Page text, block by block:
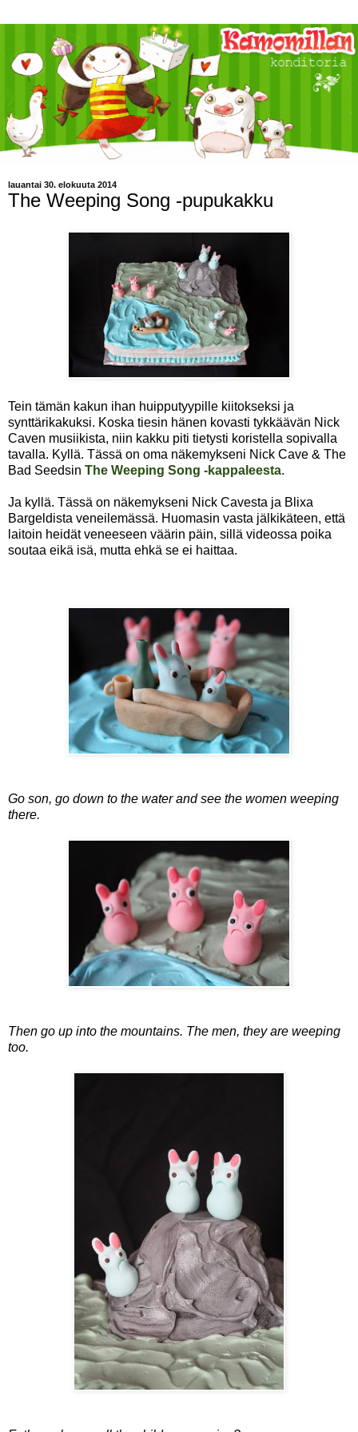
lauantai 30. elokuuta 2014
The Weeping Song -pupukakku
Tein tämän kakun ihan huipputyypille kiitokseksi ja
synttärikakuksi. Koska tiesin hänen kovasti tykkäävän Nick
Caven musiikista, niin kakku piti tietysti koristella sopivalla
tavalla. Kyllä. Tässä on oma näkemykseni Nick Cave & The
Bad Seedsin The Weeping Song -kappaleesta.
Ja kyllä. Tässä on näkemykseni Nick Cavesta ja Blixa
Bargeldista veneilemässä. Huomasin vasta jälkikäteen, että
laitoin heidät veneeseen väärin päin, sillä videossa poika
soutaa eikä isä, mutta ehkä se ei haittaa.
Go son, go down to the water and see the women weeping
there.
Then go up into the mountains. The men, they are weeping
too.